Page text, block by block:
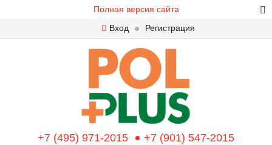
Полная версия сайта
Вход
Регистрация
+7 (495) 971-2015 +7 (901) 547-2015